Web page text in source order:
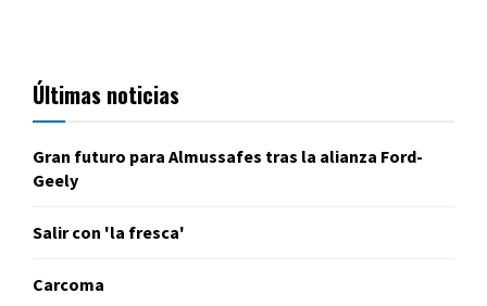
Últimas noticias
Gran futuro para Almussafes tras la alianza Ford-
Geely
Salir con 'la fresca'
Carcoma